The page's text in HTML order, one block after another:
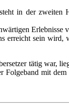
in der
sein
tätig war,
Folgeband mit dem